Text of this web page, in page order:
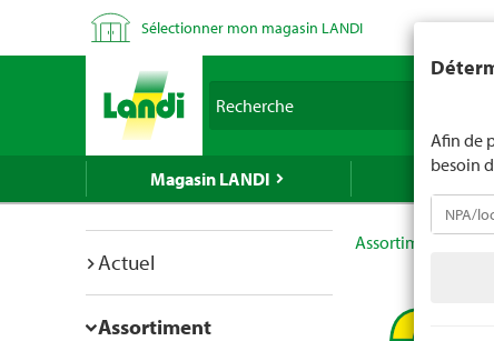
Sélectionner mon magasin LANDI
Magasin LANDI
Actuel
Assortiment
Assortiment
Afin de
besoin
LANDI